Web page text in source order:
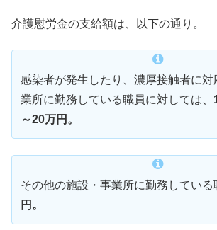
介護慰労金の支給額は、以下の通り。
感染者が発生したり、濃厚接触者に
業所に勤務している職員に対しては、
～20万円。
その他の施設・事業所に勤務している
円。